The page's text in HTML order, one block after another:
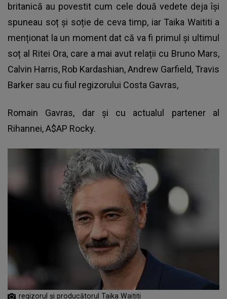
britanică au povestit cum cele două vedete deja își
spuneau soț și soție de ceva timp, iar Taika Waititi a
menționat la un moment dat că va fi primul și ultimul
soț al Ritei Ora, care a mai avut relații cu Bruno Mars,
Calvin Harris, Rob Kardashian, Andrew Garfield, Travis
Barker sau cu fiul regizorului Costa Gavras,
Romain Gavras, dar și cu actualul partener al
Rihannei, A$AP Rocky.
regizorul și producătorul Taika Waititi